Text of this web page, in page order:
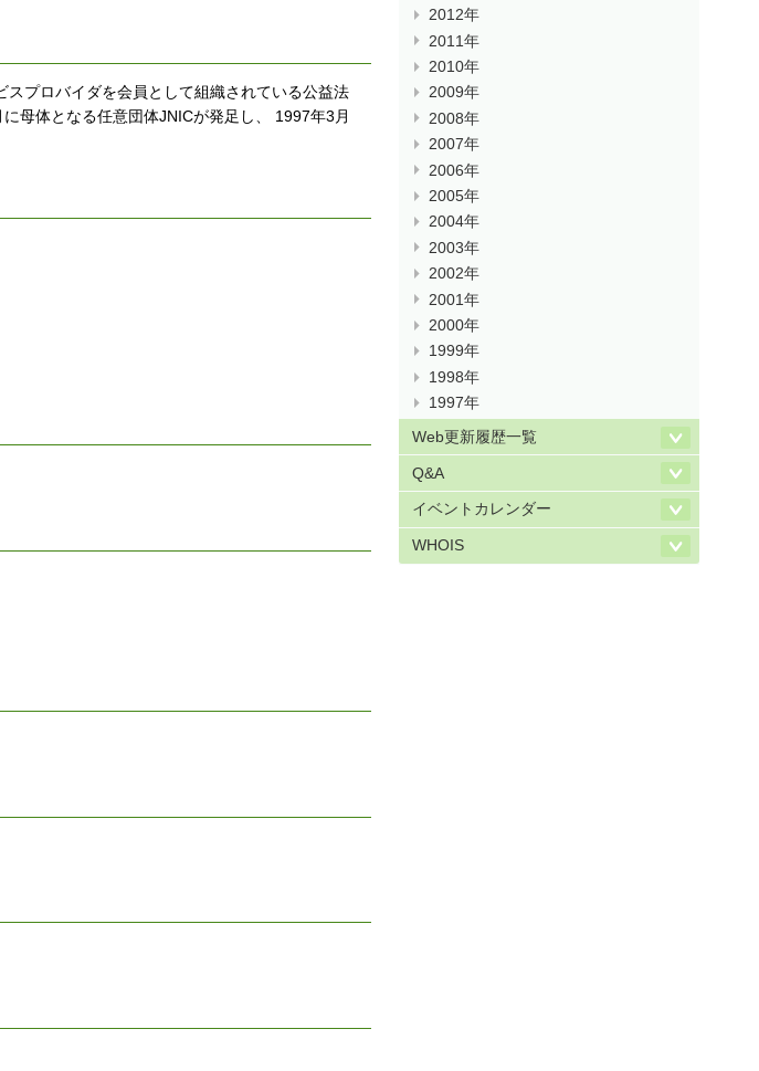
プロバイダを会員として組織されている公益法
母体となる任意団体JNICが発足し、 1997年3月
2012年
2011年
2010年
2009年
2008年
2007年
2006年
2005年
2004年
2003年
2002年
2001年
2000年
1999年
1998年
1997年
Web更新履歴一覧
Q&A
イベントカレンダー
WHOIS